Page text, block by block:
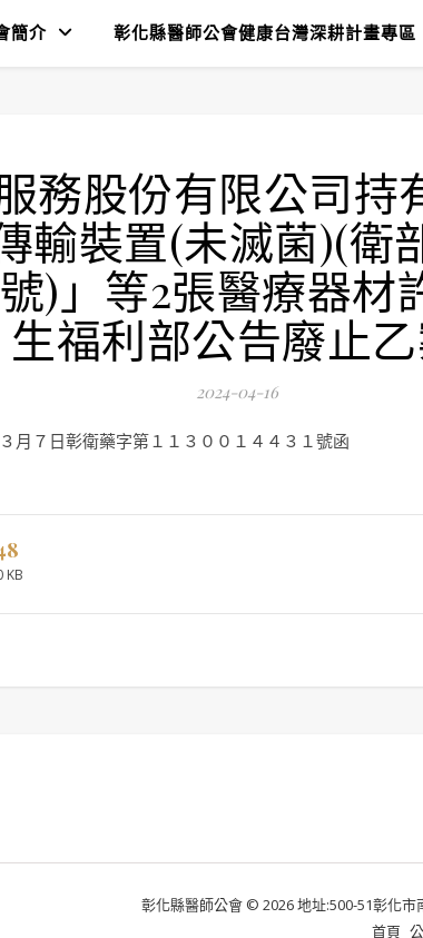
簡介 彰化縣醫師公會健康台灣深耕計畫專區
務股份有限公司持
輸裝置(未滅菌)(衛
)」等2張醫療器材
生福利部公告廢止
2024-04-16
月７日彰衛藥字第１１３００１４４３１號函
KB
彰化縣醫師公會 © 2026 地址:500-51彰化市
首頁